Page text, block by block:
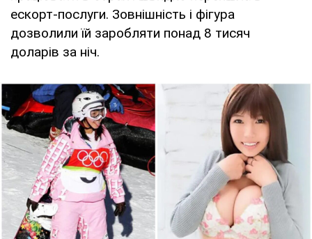
ескорт-послуги. Зовнішність і фігура
дозволили їй заробляти понад 8 тисяч
доларів за ніч.